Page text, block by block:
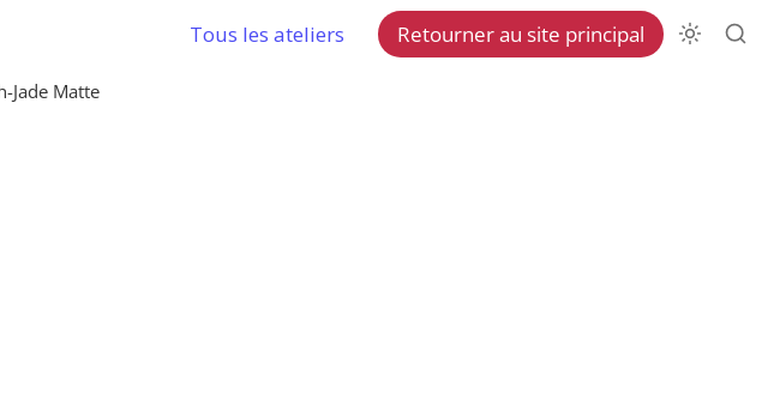
Tous les ateliers Retourner au site principal
Jade Matte